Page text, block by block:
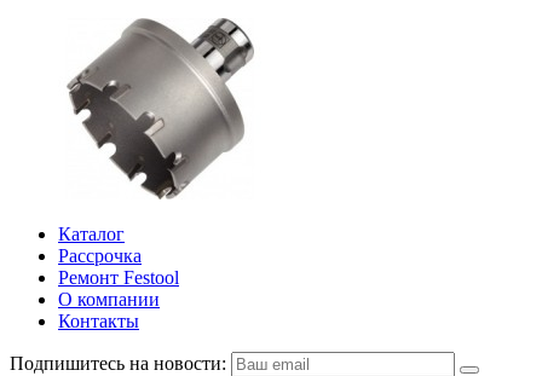
Каталог
Рассрочка
Ремонт Festool
О компании
Контакты
Подпишитесь на новости: